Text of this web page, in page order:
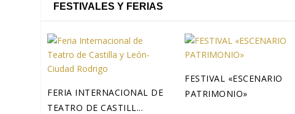
FESTIVALES Y FERIAS
FERIA INTERNACIONAL DE
TEATRO DE CASTILL...
FESTIVAL «ESCENARIO
PATRIMONIO»